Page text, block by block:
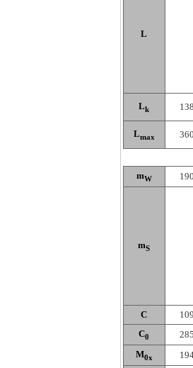
L
Lk
Lmax
mW
mS
C
C0
M0x